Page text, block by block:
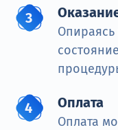
Оплата
Оплата